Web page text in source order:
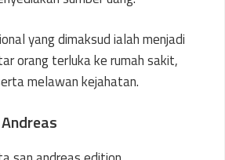
yang dimaksud ialah menjadi
orang terluka ke rumah sakit,
melawan kejahatan.